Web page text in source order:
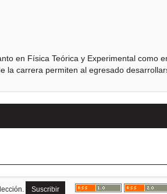
en Física Teórica y Experimental como
la carrera permiten al egresado